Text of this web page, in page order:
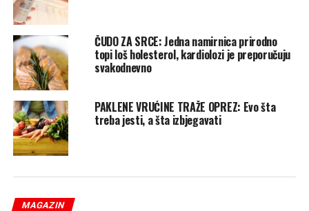
ČUDO ZA SRCE: Jedna namirnica prirodno
topi loš holesterol, kardiolozi je preporučuju
svakodnevno
PAKLENE VRUĆINE TRAŽE OPREZ: Evo šta
treba jesti, a šta izbjegavati
MAGAZIN